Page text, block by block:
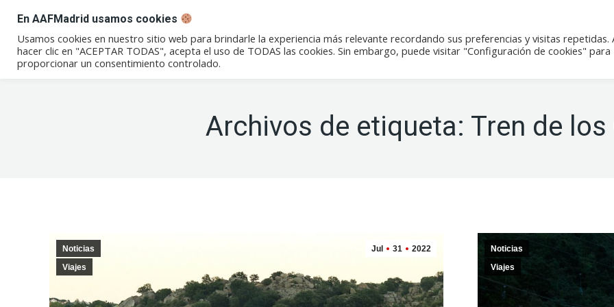
Conócenos Eventos Noticias Actividades Tienda Contacto
Archivos de etiqueta: Tren de los
Jul 31 2022
Noticias
Viajes
Noticias
Viajes
En AAFMadrid usamos cookies
Usamos cookies en nuestro sitio web para brindarle la experiencia más relevante recordando sus preferencias y visitas repetidas.
hacer clic en "ACEPTAR TODAS", acepta el uso de TODAS las cookies. Sin embargo, puede visitar "Configuración de cookies" para
proporcionar un consentimiento controlado.